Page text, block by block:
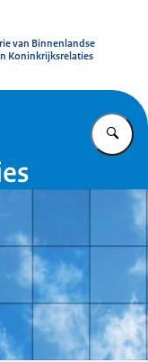
van Binnenlandse
Koninkrijksrelaties